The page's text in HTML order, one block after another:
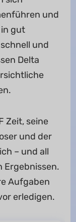
und
gut
und
Delta
Zeit, seine
und der
– und all
Ergebnissen.
Aufgaben
erledigen.